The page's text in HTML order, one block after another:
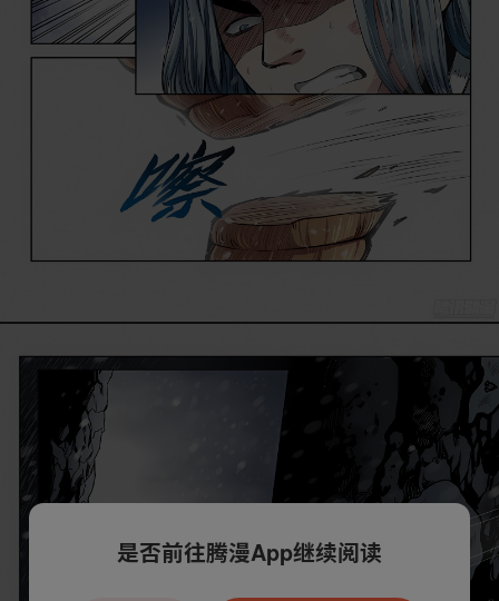
是否前往腾漫App继续阅读